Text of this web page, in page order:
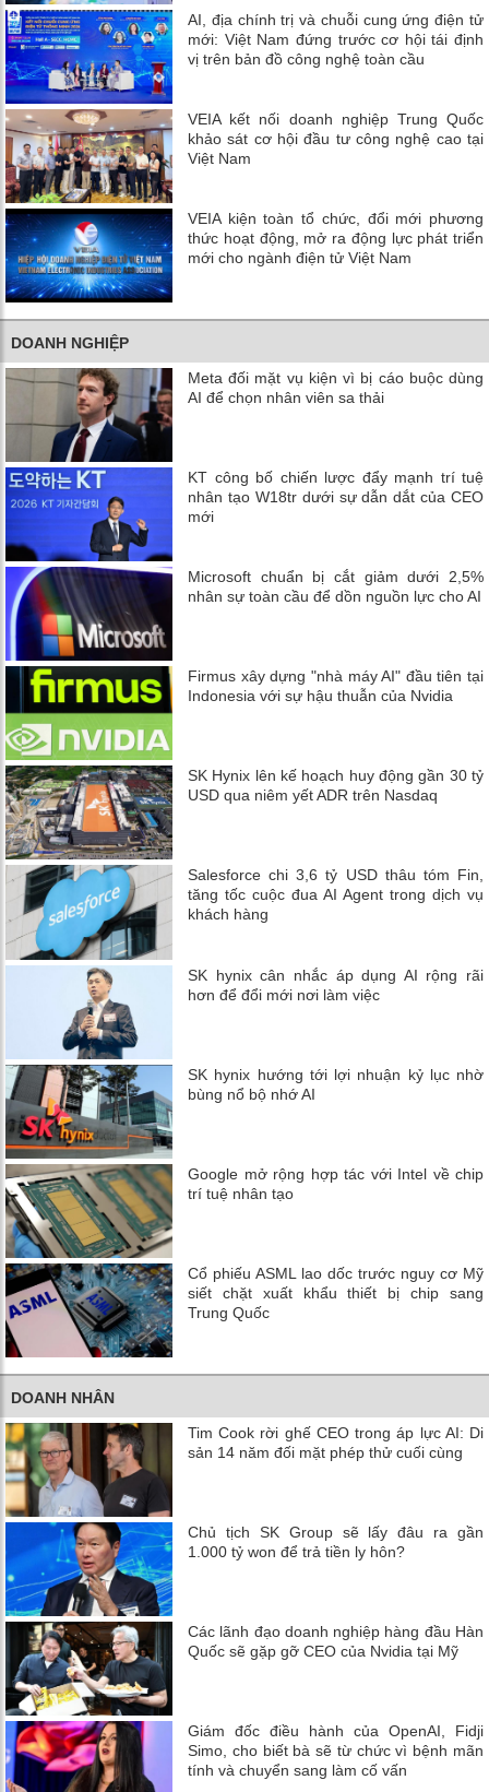
AI, địa chính trị và chuỗi cung ứng điện tử
mới: Việt Nam đứng trước cơ hội tái định
vị trên bản đồ công nghệ toàn cầu
VEIA kết nối doanh nghiệp Trung Quốc
khảo sát cơ hội đầu tư công nghệ cao tại
Việt Nam
VEIA kiện toàn tổ chức, đổi mới phương
thức hoạt động, mở ra động lực phát triển
mới cho ngành điện tử Việt Nam
DOANH NGHIỆP
Meta đối mặt vụ kiện vì bị cáo buộc dùng
AI để chọn nhân viên sa thải
KT công bố chiến lược đẩy mạnh trí tuệ
nhân tạo W18tr dưới sự dẫn dắt của CEO
mới
Microsoft chuẩn bị cắt giảm dưới 2,5%
nhân sự toàn cầu để dồn nguồn lực cho AI
Firmus xây dựng "nhà máy AI" đầu tiên tại
Indonesia với sự hậu thuẫn của Nvidia
SK Hynix lên kế hoạch huy động gần 30 tỷ
USD qua niêm yết ADR trên Nasdaq
Salesforce chi 3,6 tỷ USD thâu tóm Fin,
tăng tốc cuộc đua AI Agent trong dịch vụ
khách hàng
SK hynix cân nhắc áp dụng AI rộng rãi
hơn để đổi mới nơi làm việc
SK hynix hướng tới lợi nhuận kỷ lục nhờ
bùng nổ bộ nhớ AI
Google mở rộng hợp tác với Intel về chip
trí tuệ nhân tạo
Cổ phiếu ASML lao dốc trước nguy cơ Mỹ
siết chặt xuất khẩu thiết bị chip sang
Trung Quốc
DOANH NHÂN
Tim Cook rời ghế CEO trong áp lực AI: Di
sản 14 năm đối mặt phép thử cuối cùng
Chủ tịch SK Group sẽ lấy đâu ra gần
1.000 tỷ won để trả tiền ly hôn?
Các lãnh đạo doanh nghiệp hàng đầu Hàn
Quốc sẽ gặp gỡ CEO của Nvidia tại Mỹ
Giám đốc điều hành của OpenAI, Fidji
Simo, cho biết bà sẽ từ chức vì bệnh mãn
tính và chuyển sang làm cố vấn